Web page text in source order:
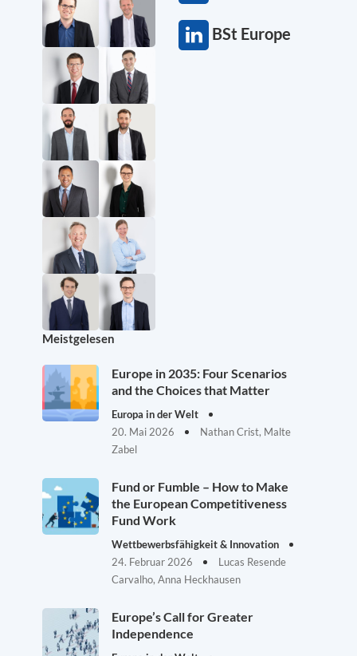
BSt Europe
Meistgelesen
Europe in 2035: Four Scenarios
and the Choices that Matter
Europa in der Welt
20. Mai 2026
Nathan Crist, Malte
Zabel
Fund or Fumble – How to Make
the European Competitiveness
Fund Work
Wettbewerbsfähigkeit & Innovation
24. Februar 2026
Lucas Resende
Carvalho, Anna Heckhausen
Europe’s Call for Greater
Independence